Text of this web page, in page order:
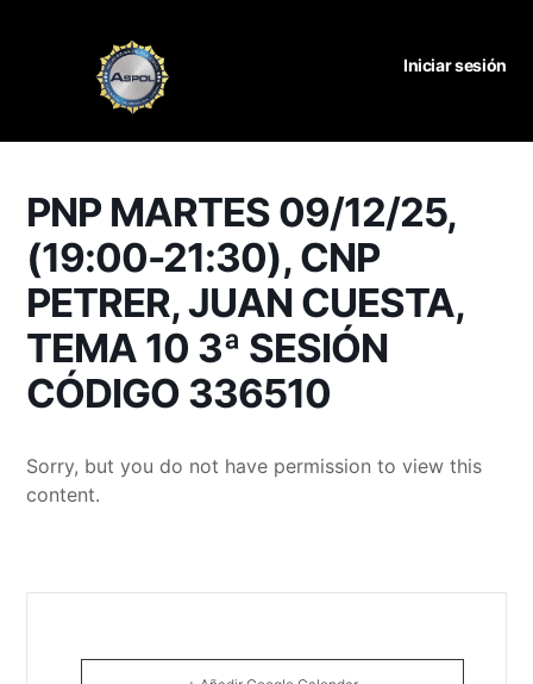
Iniciar sesión
PNP MARTES 09/12/25,
(19:00-21:30), CNP
PETRER, JUAN CUESTA,
TEMA 10 3ª SESIÓN
CÓDIGO 336510
Sorry, but you do not have permission to view this
content.